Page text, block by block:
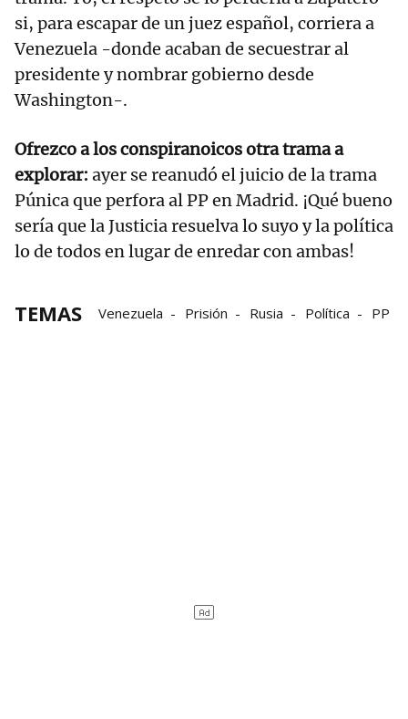
si, para escapar de un juez español, corriera a
Venezuela -donde acaban de secuestrar al
presidente y nombrar gobierno desde
Washington-.
Ofrezco a los conspiranoicos otra trama a
explorar: ayer se reanudó el juicio de la trama
Púnica que perfora al PP en Madrid. ¡Qué bueno
sería que la Justicia resuelva lo suyo y la política
lo de todos en lugar de enredar con ambas!
TEMAS Venezuela Prisión Rusia Política PP